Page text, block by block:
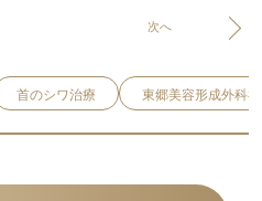
次へ
首のシワ治療 東郷美容形成外科